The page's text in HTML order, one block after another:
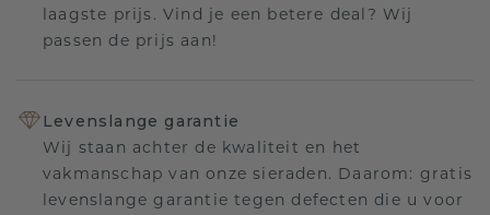
laagste prijs. Vind je een betere deal? Wij
passen de prijs aan!
Levenslange garantie
Wij staan achter de kwaliteit en het
vakmanschap van onze sieraden. Daarom: gratis
levenslange garantie tegen defecten die u voor